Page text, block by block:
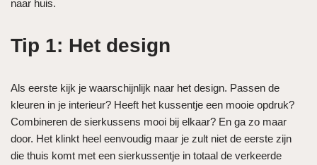
naar huis.
Tip 1: Het design
Als eerste kijk je waarschijnlijk naar het design. Passen de
kleuren in je interieur? Heeft het kussentje een mooie opdruk?
Combineren de sierkussens mooi bij elkaar? En ga zo maar
door. Het klinkt heel eenvoudig maar je zult niet de eerste zijn
die thuis komt met een sierkussentje in totaal de verkeerde